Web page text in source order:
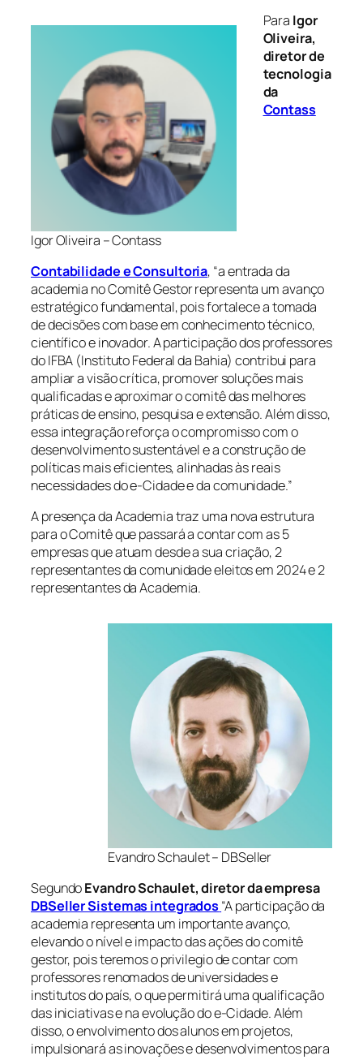
Igor Oliveira – Contass
Para Igor
Oliveira,
diretor de
tecnologia
da
Contass
Contabilidade e Consultoria, “a entrada da
academia no Comitê Gestor representa um avanço
estratégico fundamental, pois fortalece a tomada
de decisões com base em conhecimento técnico,
científico e inovador. A participação dos professores
do IFBA (Instituto Federal da Bahia) contribui para
ampliar a visão crítica, promover soluções mais
qualificadas e aproximar o comitê das melhores
práticas de ensino, pesquisa e extensão. Além disso,
essa integração reforça o compromisso com o
desenvolvimento sustentável e a construção de
políticas mais eficientes, alinhadas às reais
necessidades do e-Cidade e da comunidade.”
A presença da Academia traz uma nova estrutura
para o Comitê que passará a contar com as 5
empresas que atuam desde a sua criação, 2
representantes da comunidade eleitos em 2024 e 2
representantes da Academia.
Evandro Schaulet – DBSeller
SegundoEvandro Schaulet, diretor da empresa
DBSeller Sistemas integrados“A participação da
academia representa um importante avanço,
elevando o nível e impacto das ações do comitê
gestor, pois teremos o privilegio de contar com
professores renomados de universidades e
institutos do país, o que permitirá uma qualificação
das iniciativas e na evolução do e-Cidade. Além
disso, o envolvimento dos alunos em projetos,
impulsionará as inovações e desenvolvimentos para